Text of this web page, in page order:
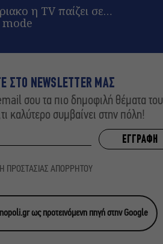
η TV παίζει σε…
ΣΤΟ NEWSLETTER ΜΑΣ
σου τα πιο δημοφιλή θέματα του
καλύτερο συμβαίνει στην πόλη!
ΠΡΟΣΤΑΣΙΑΣ ΑΠΟΡΡΗΤΟΥ
ως προτεινόμενη πηγή στην Google